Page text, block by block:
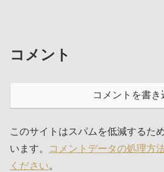
コメント
コメントを書き
このサイトはスパムを低減するた
います。
コメントデータの処理方
ください。